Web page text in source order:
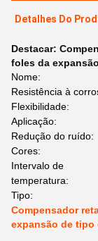
Detalhes Do
Destacar:
foles da expansão
Nome:
Resistência à
Flexibilidade:
Aplicação:
Redução do ruído:
Cores:
Intervalo de
temperatura:
Tipo:
Compensador
expansão de tipo